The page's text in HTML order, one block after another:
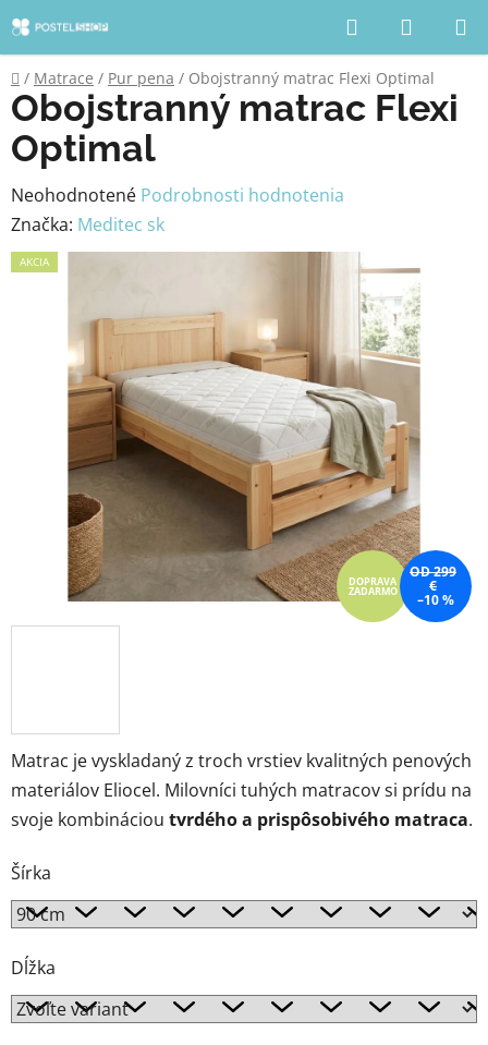
na
obsah
Hľadať
KOŠÍK
Domov
/ Matrace / Pur pena / Obojstranný matrac Flexi Optimal
Matrac je vyskladaný z troch vrstiev kvalitných penových
materiálov Eliocel. Milovníci tuhých matracov si prídu na
svoje kombináciou tvrdého a prispôsobivého matraca.
Šírka
Dĺžka
Obojstranný matrac Flexi
Optimal
Priemerné
hodnotenie
produktu
hviezdičiek.
Neohodnotené Podrobnosti hodnotenia
Značka: Meditec sk
AKCIA
DOPRAVA
ZADARMO
OD 299
€
–10 %